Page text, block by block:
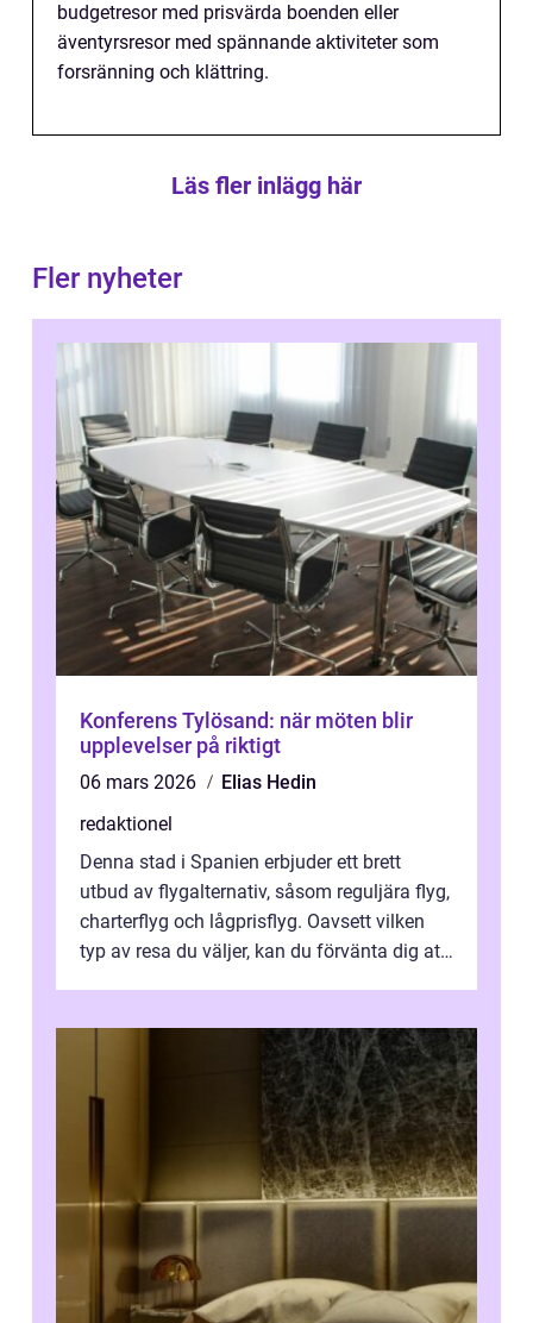
budgetresor med prisvärda boenden eller
äventyrsresor med spännande aktiviteter som
forsränning och klättring.
Läs fler inlägg här
Fler nyheter
Konferens Tylösand: när möten blir
upplevelser på riktigt
06 mars 2026
Elias Hedin
redaktionel
Denna stad i Spanien erbjuder ett brett
utbud av flygalternativ, såsom reguljära flyg,
charterflyg och lågprisflyg. Oavsett vilken
typ av resa du väljer, kan du förvänta dig att